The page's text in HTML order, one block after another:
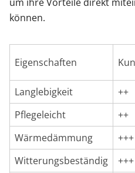
können.
Eigenschaften
Langlebigkeit ++
Pflegeleicht
++
Wärmedämmung
+++
Witterungsbeständig
+++